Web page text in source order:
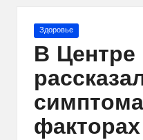
Опубликовано
Здоровье
В